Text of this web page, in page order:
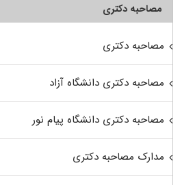
مصاحبه دکتری
مصاحبه دکتری
مصاحبه دکتری دانشگاه آزاد
مصاحبه دکتری دانشگاه پیام نور
مدارک مصاحبه دکتری